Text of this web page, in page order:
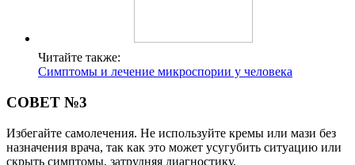
Читайте также:
Симптомы и лечение микроспории у человека
СОВЕТ №3
Избегайте самолечения. Не используйте кремы или мази без
назначения врача, так как это может усугубить ситуацию или
скрыть симптомы, затрудняя диагностику.